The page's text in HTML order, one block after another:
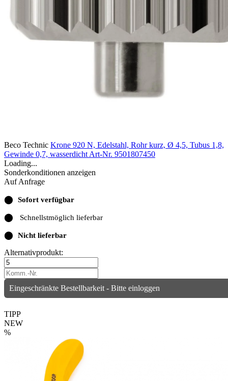
Beco Technic Krone 920 N, Edelstahl, Rohr kurz, Ø 4,5, Tubus 1,8,
Gewinde 0,7, wasserdicht Art-Nr. 9501807450
Loading...
Sonderkonditionen anzeigen
Auf Anfrage
⬤ Sofort verfügbar
⬤ Schnellstmöglich lieferbar
⬤ Nicht lieferbar
Alternativprodukt:
Eingeschränkte Bestellbarkeit - Bitte einloggen
TIPP
NEW
%